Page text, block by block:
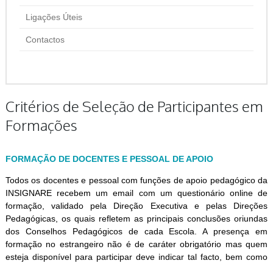
Ligações Úteis
Contactos
Critérios de Seleção de Participantes em
Formações
FORMAÇÃO DE DOCENTES E PESSOAL DE APOIO
Todos os docentes e pessoal com funções de apoio pedagógico da
INSIGNARE recebem um email com um questionário online de
formação, validado pela Direção Executiva e pelas Direções
Pedagógicas, os quais refletem as principais conclusões oriundas
dos Conselhos Pedagógicos de cada Escola. A presença em
formação no estrangeiro não é de caráter obrigatório mas quem
esteja disponível para participar deve indicar tal facto, bem como